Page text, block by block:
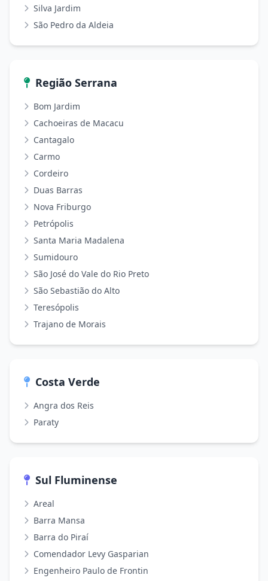
Silva Jardim
São Pedro da Aldeia
Região Serrana
Bom Jardim
Cachoeiras de Macacu
Cantagalo
Carmo
Cordeiro
Duas Barras
Nova Friburgo
Petrópolis
Santa Maria Madalena
Sumidouro
São José do Vale do Rio Preto
São Sebastião do Alto
Teresópolis
Trajano de Morais
Costa Verde
Angra dos Reis
Paraty
Sul Fluminense
Areal
Barra Mansa
Barra do Piraí
Comendador Levy Gasparian
Engenheiro Paulo de Frontin